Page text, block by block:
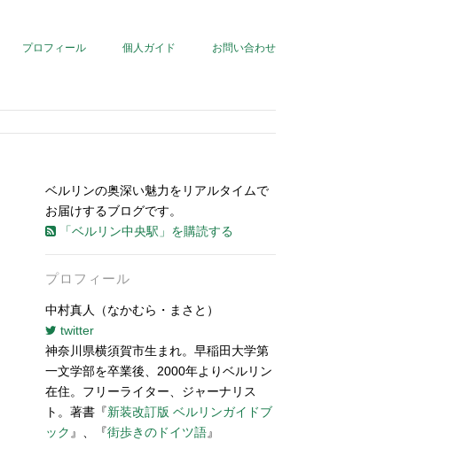
プロフィール 個人ガイド お問い合わせ
ベルリンの奥深い魅力をリアルタイムで
お届けするブログです。
「ベルリン中央駅」を購読する
プロフィール
中村真人（なかむら・まさと）
twitter
神奈川県横須賀市生まれ。早稲田大学第
一文学部を卒業後、2000年よりベルリン
在住。フリーライター、ジャーナリス
ト。著書『新装改訂版 ベルリンガイドブ
ック 』、『街歩きのドイツ語』